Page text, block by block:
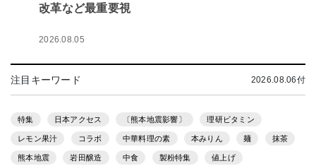
改革など最重要視
2026.08.05
注目キーワード 2026.08.06付
特集 日本アクセス 〔熊本地震影響〕 理研ビタミン
レモン果汁 コラボ 中華料理の素 本みりん 麺 抹茶
熊本地震 岩田醸造 中食 製粉特集 値上げ